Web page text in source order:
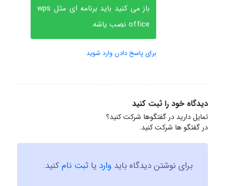
باز می کنید باید برنامه ای مثل wps
office نصب یاشه.
برای پاسخ دادن وارد شوید
دیدگاه خود را ثبت کنید
تمایل دارید در گفتگوها شرکت کنید؟
در گفتگو ها شرکت کنید.
برای نوشتن دیدگاه باید وارد یا ثبت نامکنید.